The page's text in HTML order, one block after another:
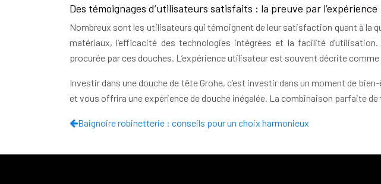
Des témoignages d’utilisateurs satisfaits : la preuve par l’expérience
Nombreux sont les utilisateurs qui témoignent de leur satisfaction quant à la
matériaux, l’efficacité des technologies intégrées et la facilité
procurée par ces douches. L’expérience utilisateur est souvent décrite
Investir dans une douche de tête Grohe, c’est investir dans un moment de
et vous offrira une expérience de douche inégalée. La combinaison parfaite
Baignoire robinetterie : conseils pour un choix harmonieux